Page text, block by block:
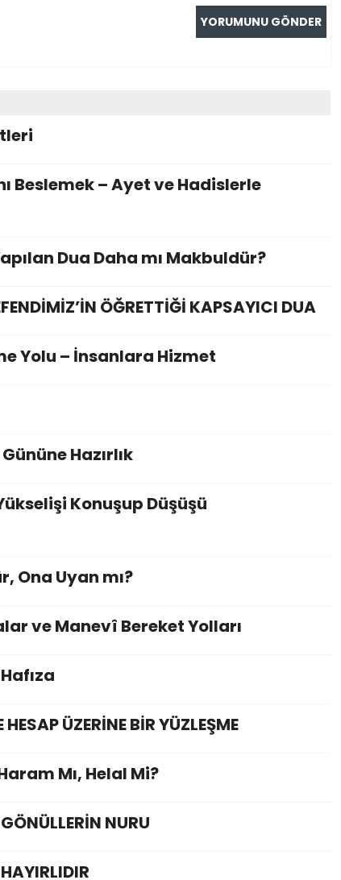
Beslemek – Ayet ve Hadislerle
Dua Daha mı Makbuldür?
ÖĞRETTİĞİ KAPSAYICI DUA
Yolu – İnsanlara Hizmet
Hazırlık
Konuşup Düşüşü
Ona Uyan mı?
ve Manevî Bereket Yolları
ÜZERİNE BİR YÜZLEŞME
Mı, Helal Mi?
NURU